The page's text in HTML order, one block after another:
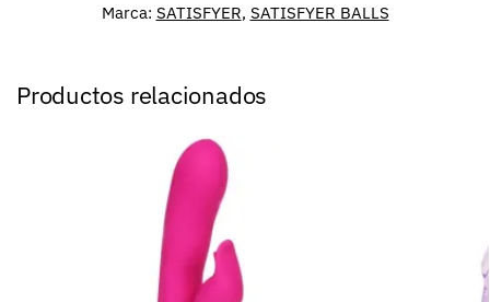
Marca: SATISFYER, SATISFYER BALLS
Productos relacionados